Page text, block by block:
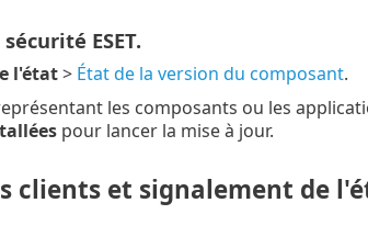
ESET.
l'état> État de la version du composant.
les composants ou les
pour lancer la mise à jour.
clients et signalement de